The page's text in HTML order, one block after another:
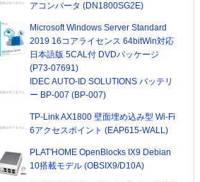
アコンバータ (DN1800SG2E)
Microsoft Windows Server Standard
2019 16コアライセンス 64bitWin対応
日本語版 5CAL付 DVDパッケージ
(P73-07691)
IDEC AUTO-ID SOLUTIONS バッテリ
ー BP-007 (BP-007)
TP-Link AX1800 壁面埋め込み型 Wi-Fi
6アクセスポイント (EAP615-WALL)
PLAT'HOME OpenBlocks IX9 Debian
10搭載モデル (OBSIX9/D10A)